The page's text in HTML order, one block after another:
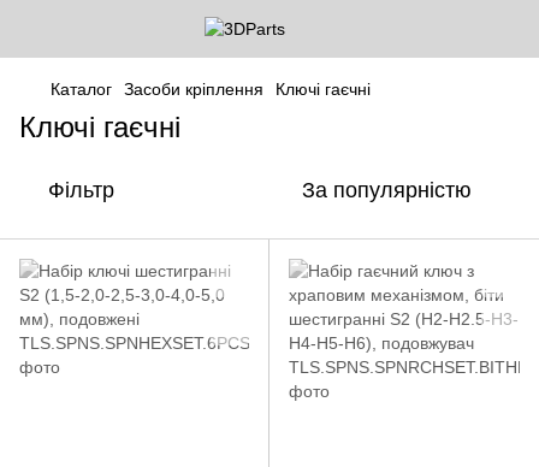
Каталог Засоби кріплення Ключі гаєчні
Ключі гаєчні
Фільтр За популярністю